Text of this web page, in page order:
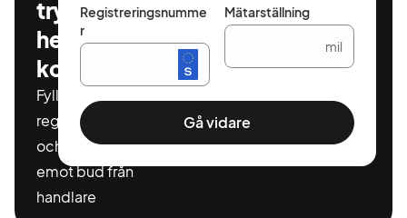
tryggt och
helt
kostnadsfritt
Fyll i ditt
registeringnummer
och miltal för att ta
emot bud från
handlare
Registreringsnumme
r
Mätarställning
mil
Gå vidare